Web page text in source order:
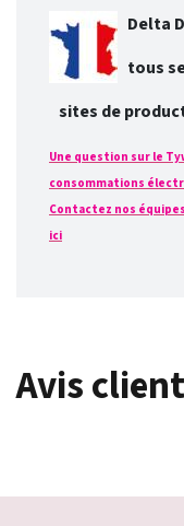
Delta
tous
sites de
Une question sur le
consommations
Contactez nos
ici
Avis client